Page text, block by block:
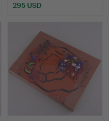
295 USD